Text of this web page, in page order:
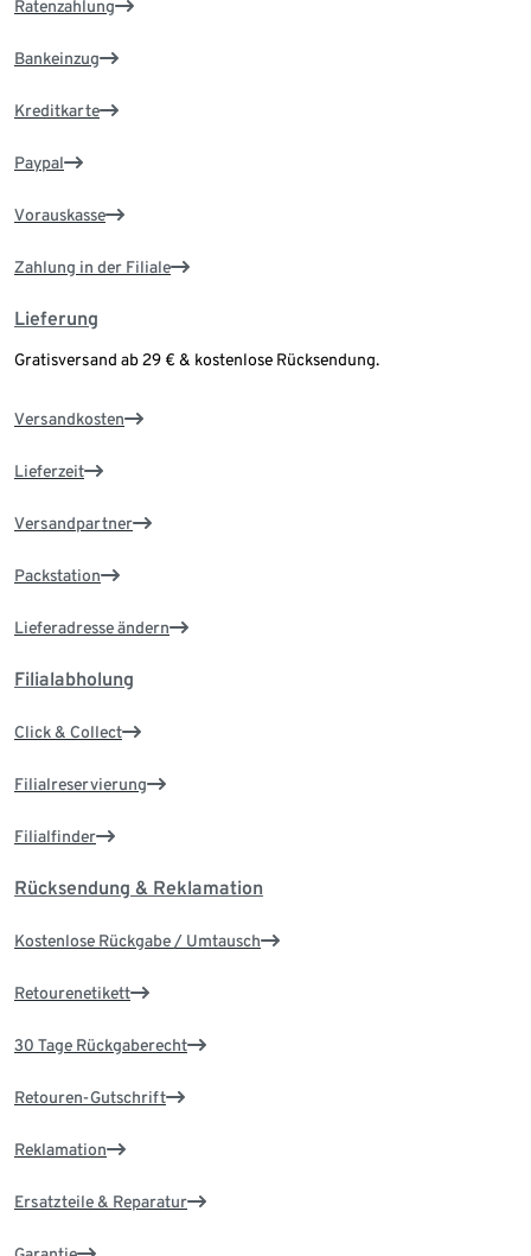
Ratenzahlung
Bankeinzug
Kreditkarte
Paypal
Vorauskasse
Zahlung in der Filiale
Lieferung
Gratisversand ab 29 € & kostenlose Rücksendung.
Versandkosten
Lieferzeit
Versandpartner
Packstation
Lieferadresse ändern
Filialabholung
Click & Collect
Filialreservierung
Filialfinder
Rücksendung & Reklamation
Kostenlose Rückgabe / Umtausch
Retourenetikett
30 Tage Rückgaberecht
Retouren-Gutschrift
Reklamation
Ersatzteile & Reparatur